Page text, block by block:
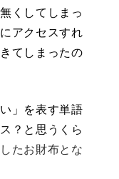
くしてしまっ
アクセスすれ
てしまったの
」を表す単語
？と思うくら
たお財布とな